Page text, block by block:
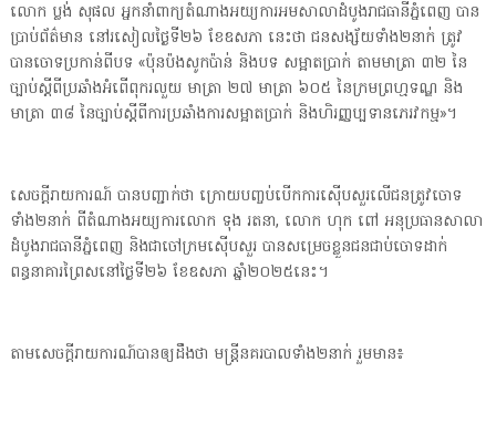
លោក ប្លង់ សុផល អ្នកនាំពាក្យតំណាងអយ្យការអមសាលាដំបូងរាជធានីភ្នំពេញ បាន
ប្រាប់ព័ត៌មាន នៅរសៀលថ្ងៃទី២៦ ខែឧសភា នេះថា ជនសង្ស័យទាំង២នាក់ ត្រូវ
បានចោទប្រកាន់ពីបទ «ប៉ុនប៉ងសូកប៉ាន់ និងបទ សម្អាតប្រាក់ តាមមាត្រា ៣២ នៃ
ច្បាប់ស្តីពីប្រឆាំងអំពើពុករលួយ មាត្រា ២៧ មាត្រា ៦០៥ នៃក្រមព្រហ្មទណ្ឌ និង
មាត្រា ៣៨ នៃច្បាប់ស្តីពីការប្រឆាំងការសម្អាតប្រាក់ និងហិរញ្ញប្បទានភេរវកម្ម»។
សេចក្តីរាយការណ៍ បានបញ្ជាក់ថា ក្រោយបញ្ចប់បើកការស៊ើបសួរលើជនត្រូវចោទ
ទាំង២នាក់ ពីតំណាងអយ្យការលោក ទុង រតនា, លោក ហុក ពៅ អនុប្រធានសាលា
ដំបូងរាជធានីភ្នំពេញ និងជាចៅក្រមស៊ើបសួរ បានសម្រេចខ្លួនជនជាប់ចោទដាក់
ពន្ធនាគារព្រៃសនៅថ្ងៃទី២៦ ខែឧសភា ឆ្នាំ២០២៥នេះ។
តាមសេចក្តីរាយការណ៍បានឲ្យដឹងថា មន្រ្តីនគរបាលទាំង២នាក់ រួមមាន៖